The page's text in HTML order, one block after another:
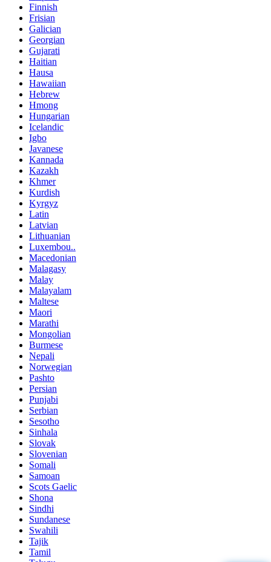
Finnish
Frisian
Galician
Georgian
Gujarati
Haitian
Hausa
Hawaiian
Hebrew
Hmong
Hungarian
Icelandic
Igbo
Javanese
Kannada
Kazakh
Khmer
Kurdish
Kyrgyz
Latin
Latvian
Lithuanian
Luxembou..
Macedonian
Malagasy
Malay
Malayalam
Maltese
Maori
Marathi
Mongolian
Burmese
Nepali
Norwegian
Pashto
Persian
Punjabi
Serbian
Sesotho
Sinhala
Slovak
Slovenian
Somali
Samoan
Scots Gaelic
Shona
Sindhi
Sundanese
Swahili
Tajik
Tamil